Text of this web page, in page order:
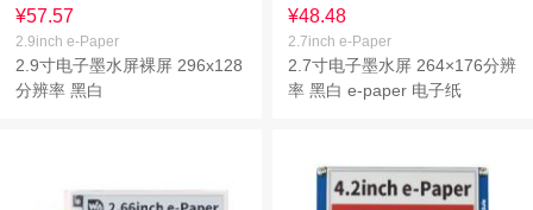
¥57.57
2.9inch e-Paper
2.9寸电子墨水屏裸屏 296x128
分辨率 黑白
¥48.48
2.7inch e-Paper
2.7寸电子墨水屏 264×176分辨
率 黑白 e-paper 电子纸